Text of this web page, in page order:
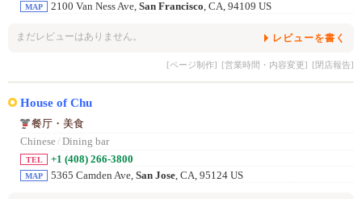
MAP 2100 Van Ness Ave, San Francisco, CA, 94109 US
まだレビューはありません。 レビューを書く
[ページ制作] [営業時間・内容変更] [閉店報告]
House of Chu
餐厅・美食
Chinese/ Dining bar
TEL +1 (408) 266-3800
MAP 5365 Camden Ave, San Jose, CA, 95124 US